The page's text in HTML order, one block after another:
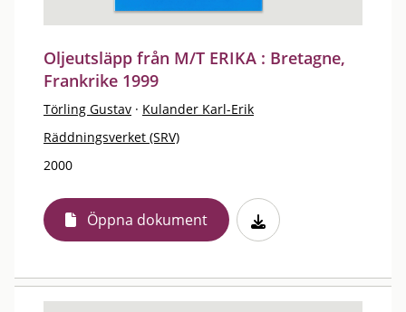
Oljeutsläpp från M/T ERIKA : Bretagne,
Frankrike 1999
Törling Gustav · Kulander Karl-Erik
Räddningsverket (SRV)
2000
Öppna dokument